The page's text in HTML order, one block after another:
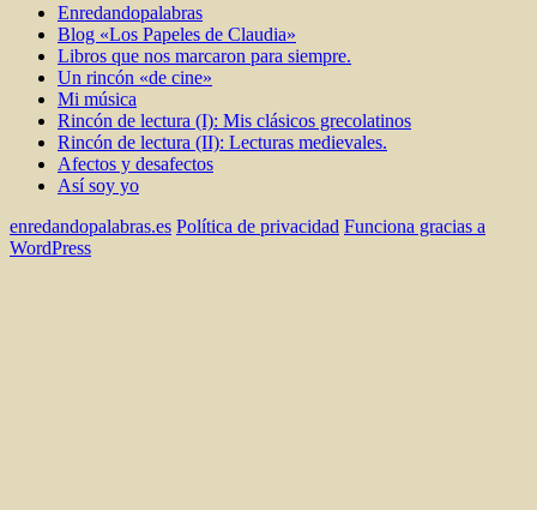
Enredandopalabras
Blog «Los Papeles de Claudia»
Libros que nos marcaron para siempre.
Un rincón «de cine»
Mi música
Rincón de lectura (I): Mis clásicos grecolatinos
Rincón de lectura (II): Lecturas medievales.
Afectos y desafectos
Así soy yo
enredandopalabras.es Política de privacidad Funciona gracias a
WordPress